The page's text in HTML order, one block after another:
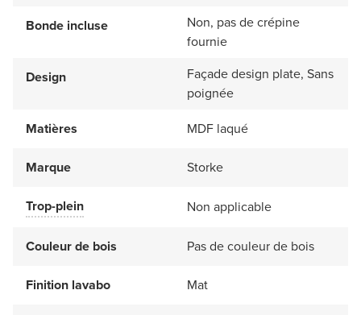
Bonde incluse
Non, pas de crépine
fournie
Design
Façade design plate, Sans
poignée
Matières
MDF laqué
Marque Storke
Trop-plein Non applicable
Couleur de bois Pas de couleur de bois
Finition lavabo Mat